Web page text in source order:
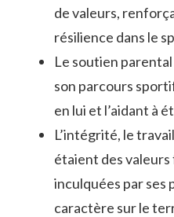
de valeurs,
résilience dans le
Le soutien
son parcours
en lui et l’aidant à
L’intégrité, le
étaient des
inculquées par ses
caractère sur le